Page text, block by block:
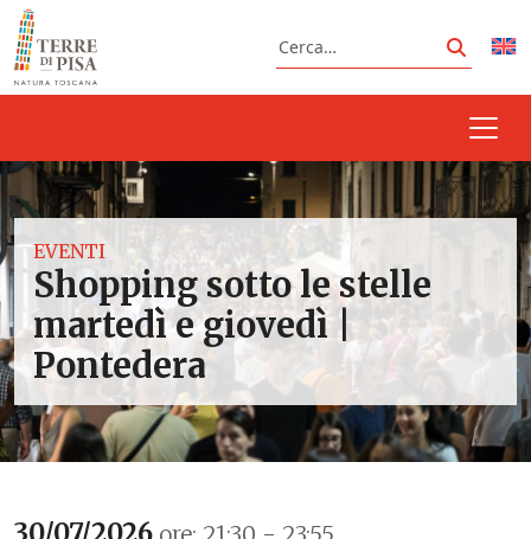
Vai al contenuto
Cerca
Cerca
EVENTI
Shopping sotto le stelle
martedì e giovedì |
Pontedera